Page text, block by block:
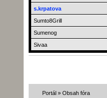
s.krpatova
Sumto8Grill
Sumenog
Sivaa
Portál» Obsah fóra